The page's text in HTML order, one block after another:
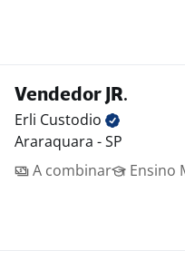
Vendedor JR.
Erli Custodio
Araraquara - SP
A combinar
Ensino